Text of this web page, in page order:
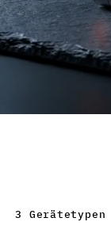
3 Gerätetypen